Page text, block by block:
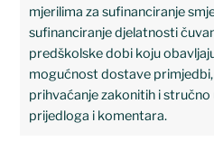
mjerilima za sufinanciranje
sufinanciranje djelatnosti
predškolske dobi koju
mogućnost dostave
prihvaćanje zakonitih i
prijedloga i komentara.